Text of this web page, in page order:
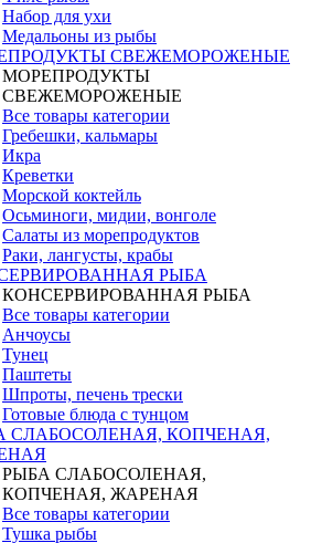
Набор для ухи
Медальоны из рыбы
СВЕЖЕМОРОЖЕНЫЕ
МОРЕПРОДУКТЫ
СВЕЖЕМОРОЖЕНЫЕ
Все товары категории
Гребешки, кальмары
Икра
Креветки
Морской коктейль
Осьминоги, мидии, вонголе
Салаты из морепродуктов
Раки, лангусты, крабы
РЫБА
КОНСЕРВИРОВАННАЯ РЫБА
Все товары категории
Анчоусы
Тунец
Паштеты
Шпроты, печень трески
Готовые блюда с тунцом
СЛАБОСОЛЕНАЯ, КОПЧЕНАЯ,
РЫБА СЛАБОСОЛЕНАЯ,
КОПЧЕНАЯ, ЖАРЕНАЯ
Все товары категории
Тушка рыбы